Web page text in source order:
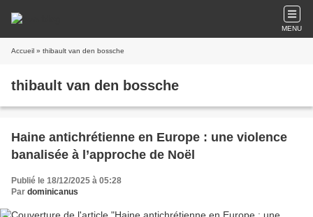
MENU
Accueil » thibault van den bossche
thibault van den bossche
Haine antichrétienne en Europe : une violence
banalisée à l’approche de Noël
Publié le 18/12/2025 à 05:28
Par dominicanus